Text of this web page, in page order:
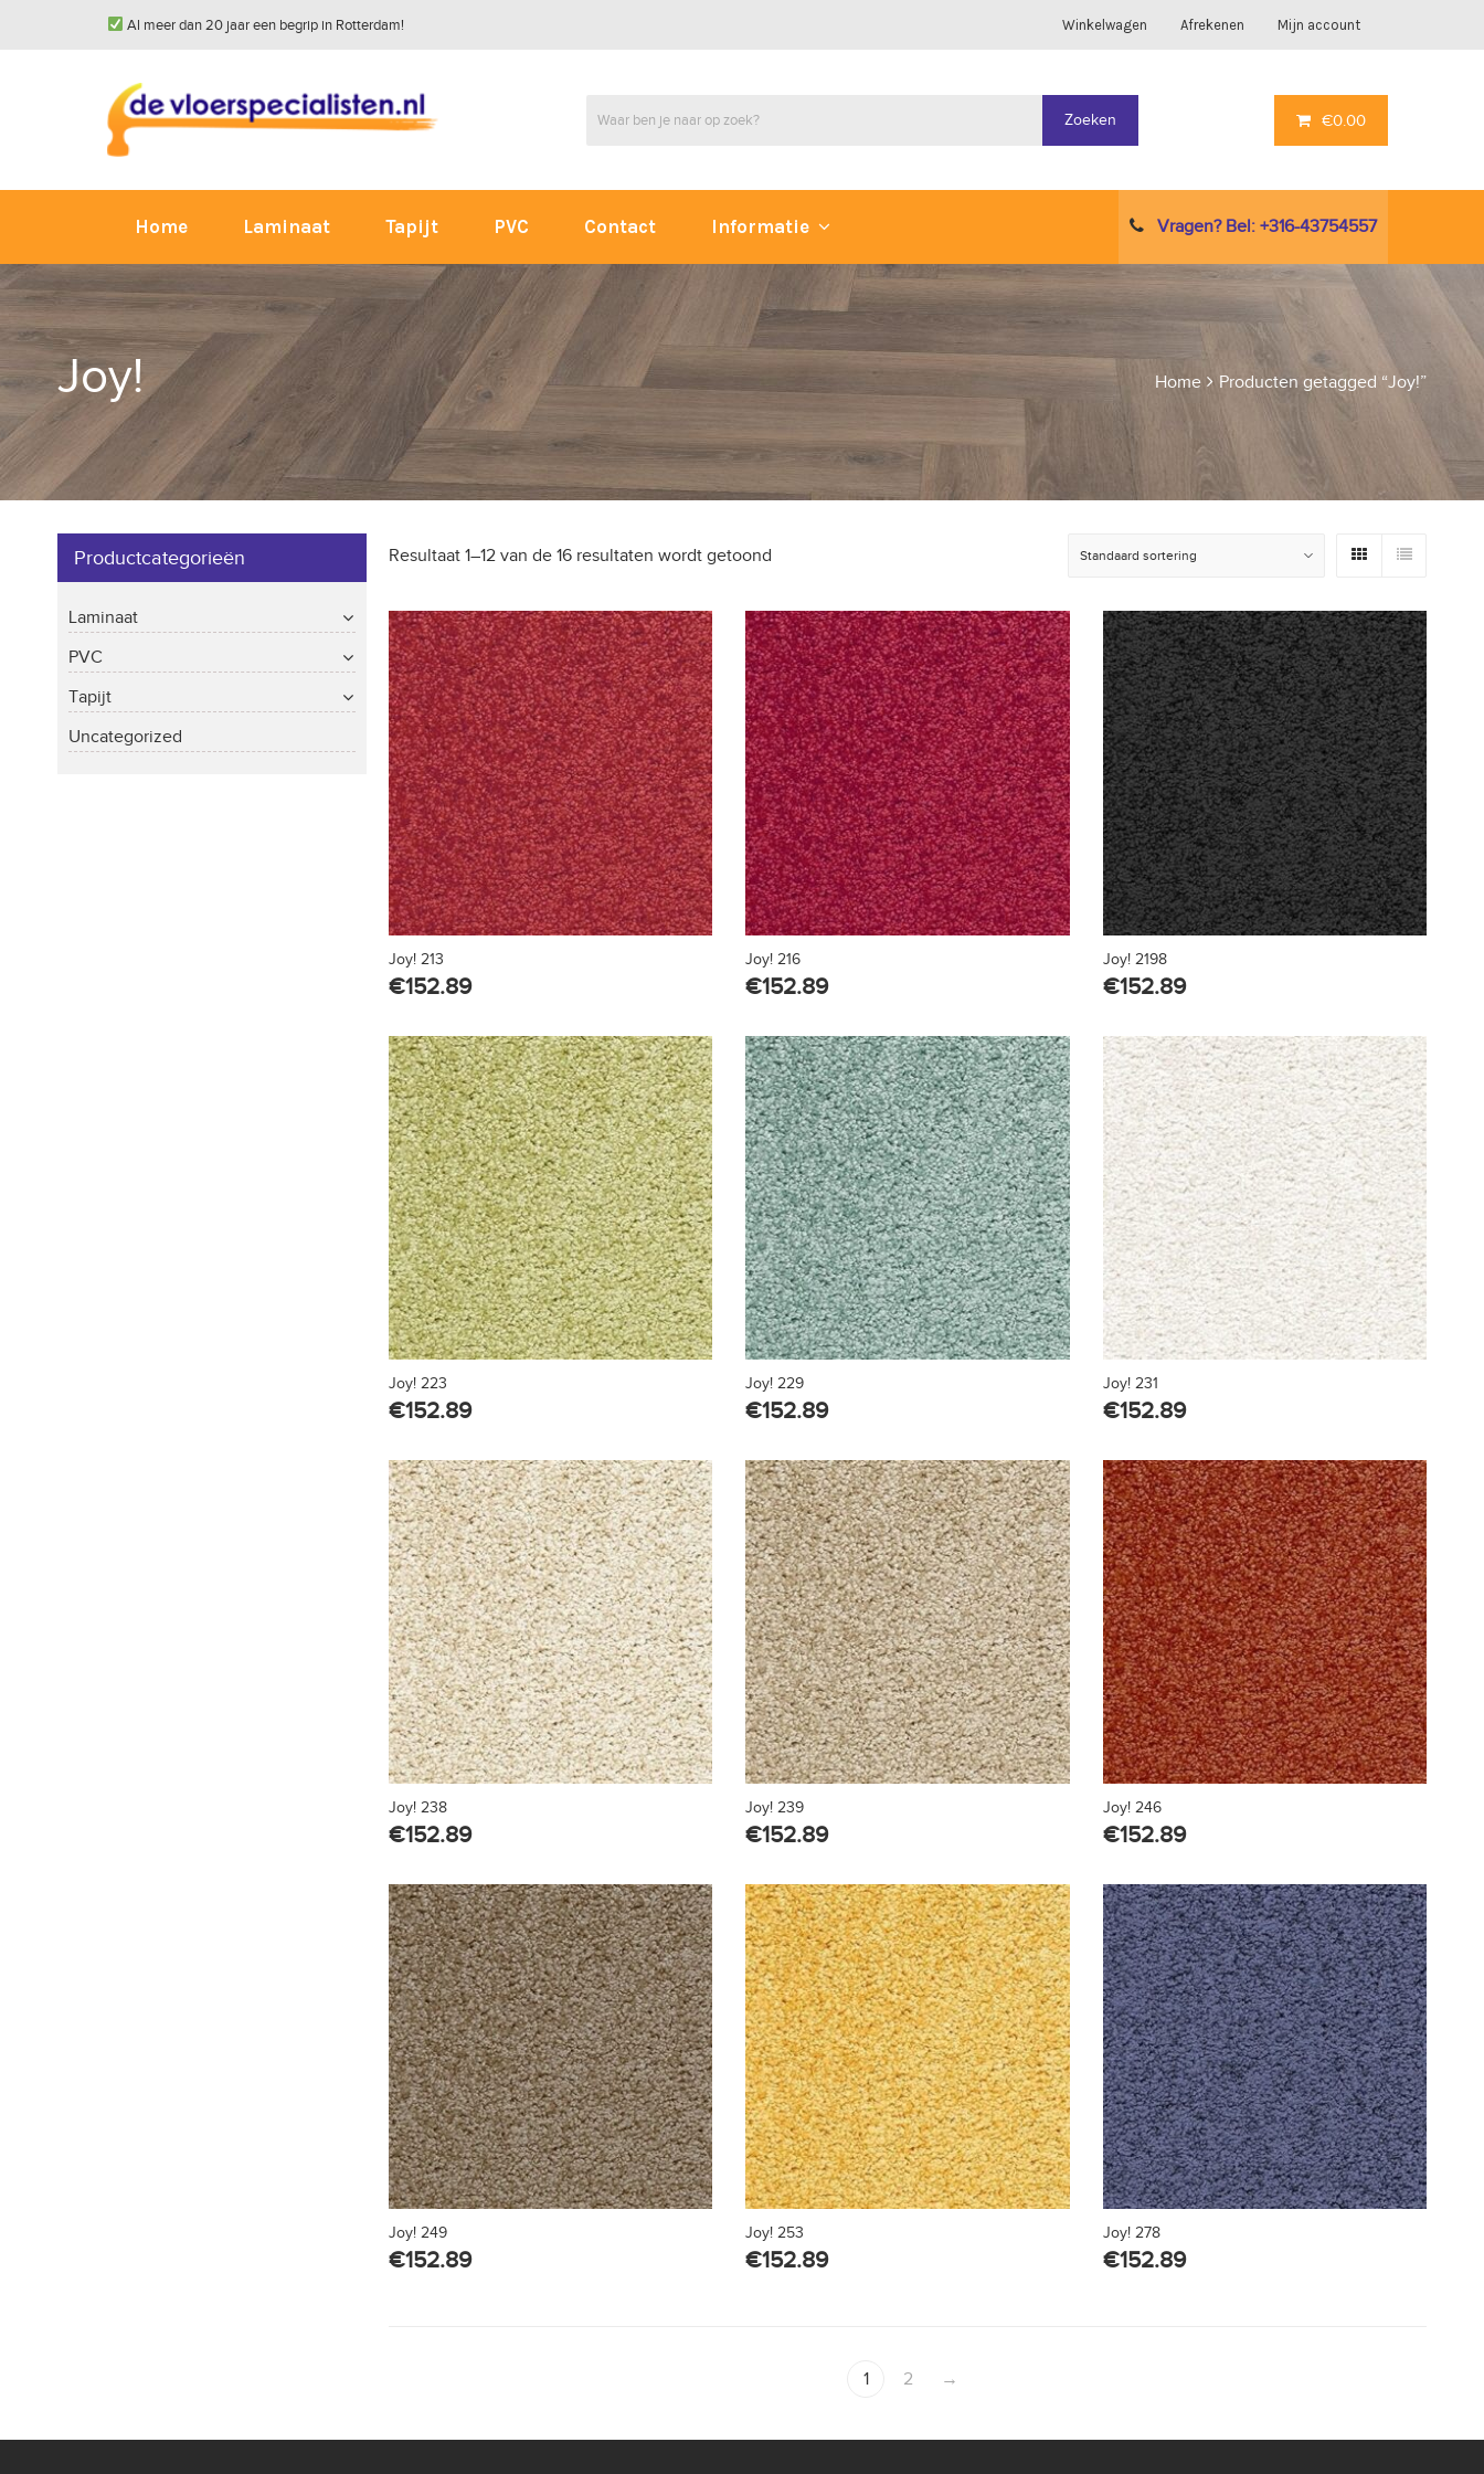
Al meer dan 20 jaar een begrip in Rotterdam! Winkelwagen Afrekenen Mijn account
Zoeken €0.00
Home Laminaat Tapijt PVC Contact Informatie Vragen? Bel: +316-43754557
Joy! Home Producten getagged “Joy!”
Resultaat 1–12 van de 16 resultaten wordt getoond
Joy! 213
€152.89
Joy! 216
€152.89
Joy! 2198
€152.89
Joy! 223
€152.89
Joy! 229
€152.89
Joy! 231
€152.89
Joy! 238
€152.89
Joy! 239
€152.89
Joy! 246
€152.89
Joy! 249
€152.89
Joy! 253
€152.89
Joy! 278
€152.89
1 2 →
Productcategorieën
Laminaat
PVC
Tapijt
Uncategorized